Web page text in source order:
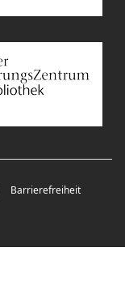
Barrierefreiheit